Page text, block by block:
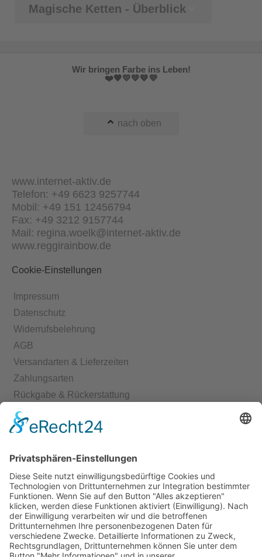
Magische Ketten - Überblick
Wir bringen Farbe ins Leben!
❤️🧡💛💚💙💜
nach oben
www.internet-aktiv.de
Telefon: +49 6623 9257744
Mobil: +49 151 12456794
Fax: +49 3212 9157744
Mail: regina.woelk@internet-aktiv.de
www.reggirainbow.de
Cookie-Einstellungen
Impressum
Datenschutz
Widerrufsbelehrung
AGB
Versandarten & Lieferzeiten
Zahlungsarten
Rückgabe & Rückerstattung
Echtheit von Bewertungen
Kontakt
Shop
Mein Konto
Warenkorb
Kasse
Vertrag widerrufen